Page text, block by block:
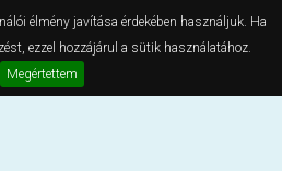
élmény javítása érdekében használjuk. Ha
ezzel hozzájárul a sütik használatához.
Megértettem